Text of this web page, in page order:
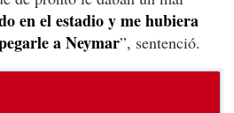
en el estadio y me hubiera
a Neymar”, sentenció.